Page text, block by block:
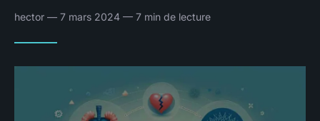
hector — 7 mars 2024 — 7 min de lecture